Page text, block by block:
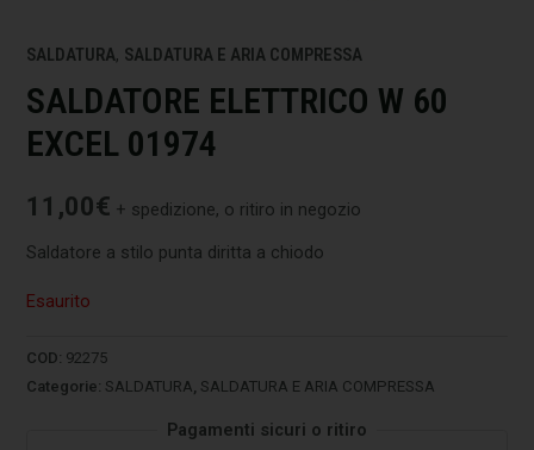
SALDATURA, SALDATURA E ARIA COMPRESSA
SALDATORE ELETTRICO W 60
EXCEL 01974
11,00€ + spedizione, o ritiro in negozio
Saldatore a stilo punta diritta a chiodo
Esaurito
COD: 92275
Categorie: SALDATURA, SALDATURA E ARIA COMPRESSA
Pagamenti sicuri o ritiro